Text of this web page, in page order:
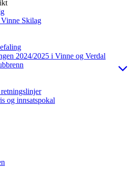
Skilag
2024/2025 i Vinne og Verdal
og innsatspokal